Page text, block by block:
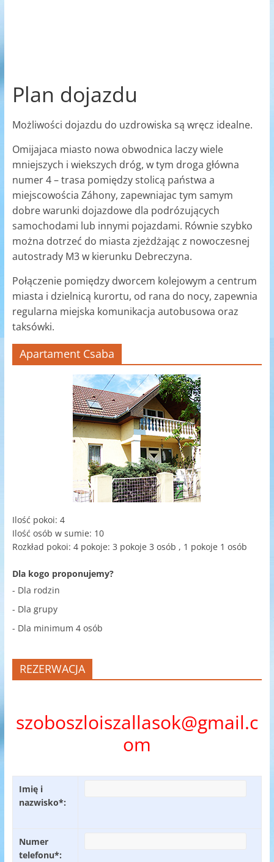
Plan dojazdu
Możliwości dojazdu do uzdrowiska są wręcz idealne.
Omijajaca miasto nowa obwodnica laczy wiele
mniejszych i wiekszych dróg, w tym droga główna
numer 4 – trasa pomiędzy stolicą państwa a
miejscowościa Záhony, zapewniajac tym samym
dobre warunki dojazdowe dla podrózujących
samochodami lub innymi pojazdami. Równie szybko
można dotrzeć do miasta zjeżdżając z nowoczesnej
autostrady M3 w kierunku Debreczyna.
Połączenie pomiędzy dworcem kolejowym a centrum
miasta i dzielnicą kurortu, od rana do nocy, zapewnia
regularna miejska komunikacja autobusowa oraz
taksówki.
Apartament Csaba
Ilość pokoi: 4
Ilość osób w sumie: 10
Rozkład pokoi: 4 pokoje: 3 pokoje 3 osób , 1 pokoje 1 osób
Dla kogo proponujemy?
- Dla rodzin
- Dla grupy
- Dla minimum 4 osób
REZERWACJA
szoboszloiszallasok@gmail.c
om
Imię i
nazwisko*:
Numer
telefonu*: